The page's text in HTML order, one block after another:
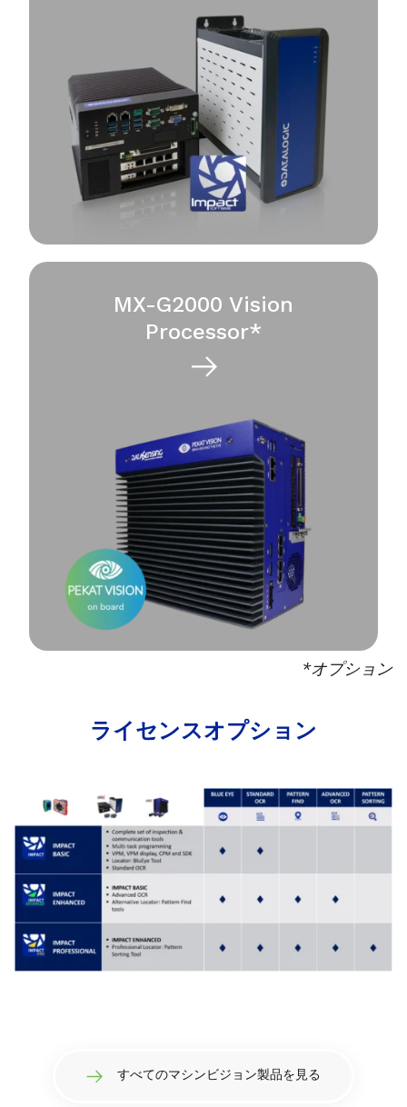
MX-G2000 Vision
Processor*
*オプション
ライセンスオプション
すべてのマシンビジョン製品を見る